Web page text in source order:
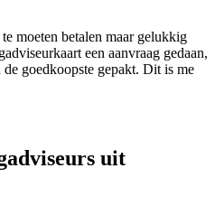
moeten betalen maar gelukkig
een aanvraag gedaan,
goedkoopste gepakt. Dit is me
uit